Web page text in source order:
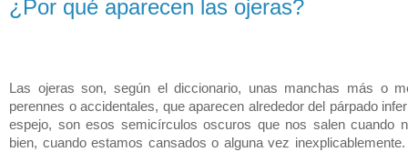
¿Por qué aparecen las ojeras?
Las ojeras son, según el diccionario, unas manchas más o
perennes o accidentales, que aparecen alrededor del párpado
espejo, son esos semicírculos oscuros que nos salen cuando
bien, cuando estamos cansados o alguna vez